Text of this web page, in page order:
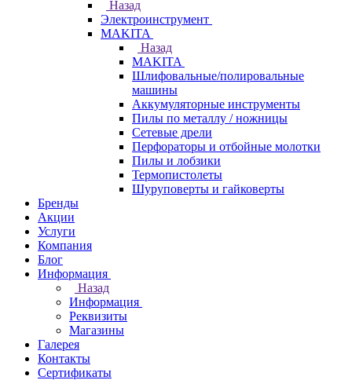
Назад
Электроинструмент
МAKITA
Назад
МAKITA
Шлифовальные/полировальные
машины
Аккумуляторные инструменты
Пилы по металлу / ножницы
Сетевые дрели
Перфораторы и отбойные молотки
Пилы и лобзики
Термопистолеты
Шуруповерты и гайковерты
Бренды
Акции
Услуги
Компания
Блог
Информация
Назад
Информация
Реквизиты
Магазины
Галерея
Контакты
Сертификаты